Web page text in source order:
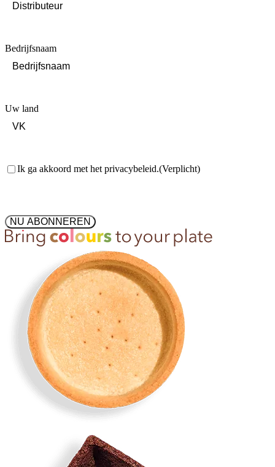
Bedrijfsnaam
Uw land
Toestemming(Verplicht)
Ik ga akkoord met het privacybeleid.(Verplicht)